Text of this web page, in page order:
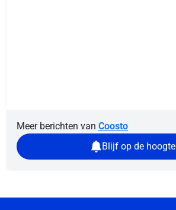
Meer berichten van Coosto
Blijf op de hoogte